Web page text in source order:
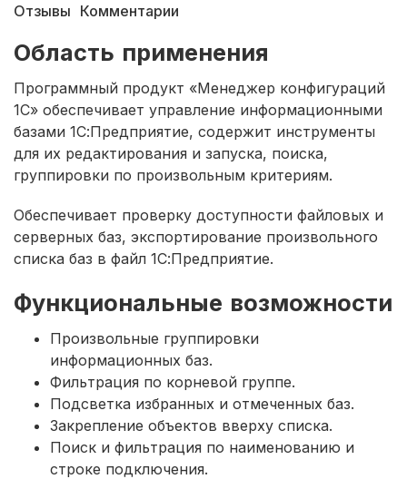
Отзывы Комментарии
Область применения
Программный продукт «Менеджер конфигураций
1С» обеспечивает управление информационными
базами 1С:Предприятие, содержит инструменты
для их редактирования и запуска, поиска,
группировки по произвольным критериям.
Обеспечивает проверку доступности файловых и
серверных баз, экспортирование произвольного
списка баз в файл 1С:Предприятие.
Функциональные возможности
Произвольные группировки
информационных баз.
Фильтрация по корневой группе.
Подсветка избранных и отмеченных баз.
Закрепление объектов вверху списка.
Поиск и фильтрация по наименованию и
строке подключения.